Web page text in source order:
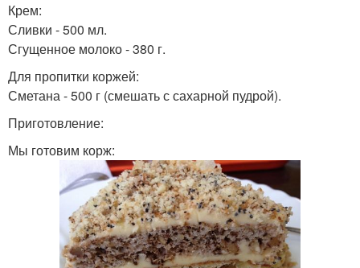
Крем:
Сливки - 500 мл.
Сгущенное молоко - 380 г.
Для пропитки коржей:
Сметана - 500 г (смешать с сахарной пудрой).
Приготовление:
Мы готовим корж: